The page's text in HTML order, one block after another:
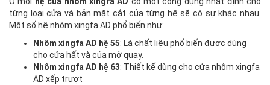
từng loại cửa và bản mặt cắt của từng hệ sẽ có sự khác nhau.
Một số hệ nhôm xingfa AD phổ biến như:
Nhôm xingfa AD hệ 55: Là chất liệu phổ biến được dùng
cho cửa hất và của mở quay.
Nhôm xingfa AD hệ 63: Thiết kế dùng cho cửa nhôm xingfa
AD xếp trượt